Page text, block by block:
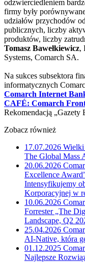
odzwierciedleniem
firmy były
udziałów przychodów
publicznych, liczby
produktów, liczby
Tomasz Bawełkiewicz,
Systems, Comarch SA.
Na sukces subsektora
informatycznych
Comarch Internet
CAFÉ: Comarch
Rekomendacją „Gazety
Zobacz również
17.07.2026 Wielki
The Global Mass
20.06.2026
Excellence
Intensyfikujemy
Korporacyjnej w
10.06.2026
Forrester „The
Landscape, Q2
25.04.2026
AI-Native, która
01.12.2025
Najlepsze